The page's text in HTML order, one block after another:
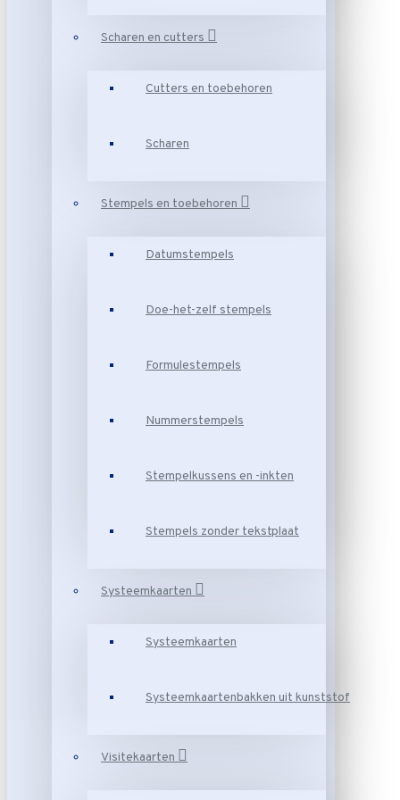
Scharen en cutters
Cutters en toebehoren
Scharen
Stempels en toebehoren
Datumstempels
Doe-het-zelf stempels
Formulestempels
Nummerstempels
Stempelkussens en -inkten
Stempels zonder tekstplaat
Systeemkaarten
Systeemkaarten
Systeemkaartenbakken uit kunststof
Visitekaarten